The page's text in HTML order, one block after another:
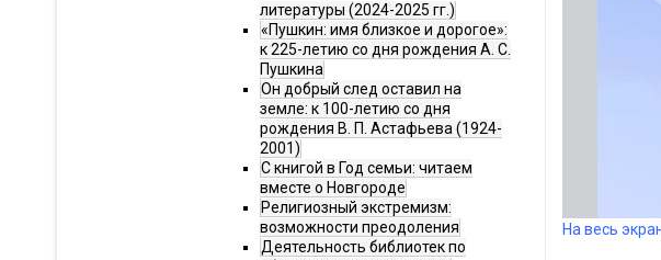
литературы (2024-2025 гг.)
«Пушкин: имя близкое и дорогое»:
к 225-летию со дня рождения А. С.
Пушкина
Он добрый след оставил на
земле: к 100-летию со дня
рождения В. П. Астафьева (1924-
2001)
С книгой в Год семьи: читаем
вместе о Новгороде
Религиозный экстремизм:
возможности преодоления
Деятельность библиотек по
На весь